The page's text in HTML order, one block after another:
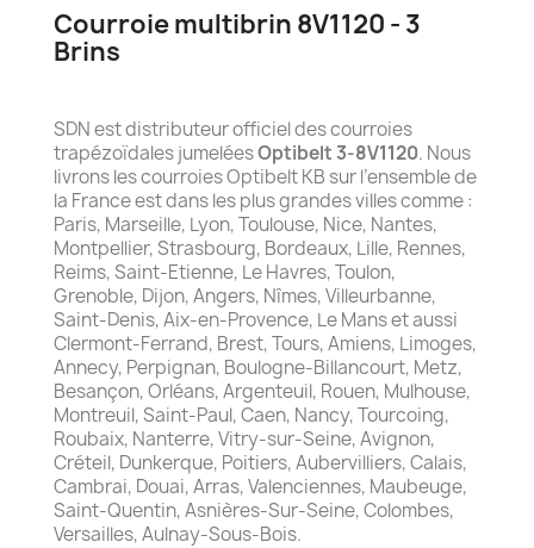
Courroie multibrin 8V1120 - 3
Brins
SDN est distributeur officiel des courroies
trapézoïdales jumeléesOptibelt 3-8V1120. Nous
livrons les courroies Optibelt KB sur l’ensemble de
la France est dans les plus grandes villes comme :
Paris, Marseille, Lyon, Toulouse, Nice, Nantes,
Montpellier, Strasbourg, Bordeaux, Lille, Rennes,
Reims, Saint-Etienne, Le Havres, Toulon,
Grenoble, Dijon, Angers, Nîmes, Villeurbanne,
Saint-Denis, Aix-en-Provence, Le Mans et aussi
Clermont-Ferrand, Brest, Tours, Amiens, Limoges,
Annecy, Perpignan, Boulogne-Billancourt, Metz,
Besançon, Orléans, Argenteuil, Rouen, Mulhouse,
Montreuil, Saint-Paul, Caen, Nancy, Tourcoing,
Roubaix, Nanterre, Vitry-sur-Seine, Avignon,
Créteil, Dunkerque, Poitiers, Aubervilliers, Calais,
Cambrai, Douai, Arras, Valenciennes, Maubeuge,
Saint-Quentin, Asnières-Sur-Seine, Colombes,
Versailles, Aulnay-Sous-Bois.